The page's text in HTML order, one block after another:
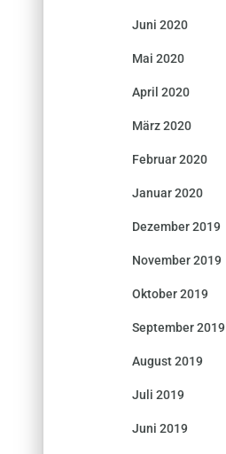
Juni 2020
Mai 2020
April 2020
März 2020
Februar 2020
Januar 2020
Dezember 2019
November 2019
Oktober 2019
September 2019
August 2019
Juli 2019
Juni 2019